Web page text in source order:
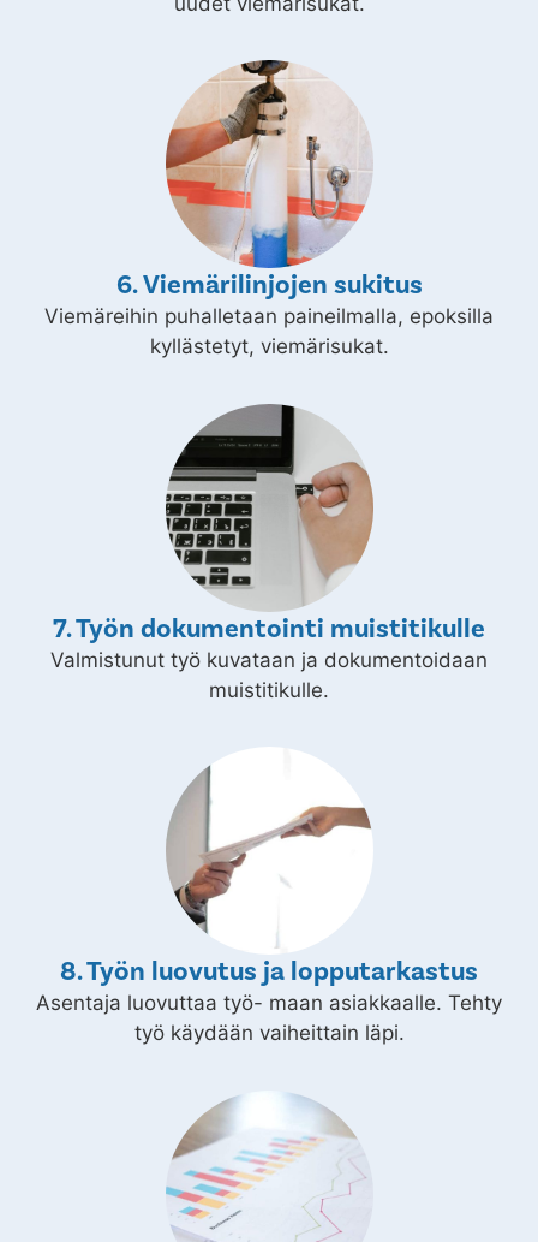
6. Viemärilinjojen sukitus
Viemäreihin puhalletaan paineilmalla, epoksilla
kyllästetyt, viemärisukat.
7. Työn dokumentointi muistitikulle
Valmistunut työ kuvataan ja dokumentoidaan
muistitikulle.
8. Työn luovutus ja lopputarkastus
Asentaja luovuttaa työ- maan asiakkaalle. Tehty
työ käydään vaiheittain läpi.